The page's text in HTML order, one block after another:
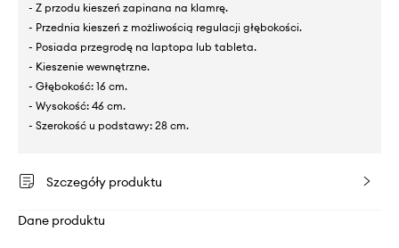
- Z przodu kieszeń zapinana na klamrę.
- Przednia kieszeń z możliwością regulacji głębokości.
- Posiada przegrodę na laptopa lub tableta.
- Kieszenie wewnętrzne.
- Głębokość: 16 cm.
- Wysokość: 46 cm.
- Szerokość u podstawy: 28 cm.
Szczegóły produktu
Dane produktu